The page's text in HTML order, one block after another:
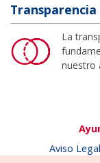
Transparencia
La
nuestro
Aviso Legal